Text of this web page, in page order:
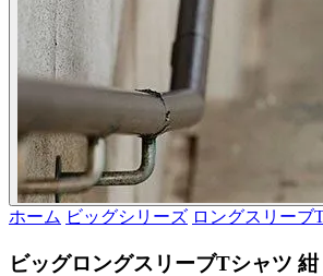
ホーム ビッグシリーズ ロングスリーブ
ビッグロングスリーブTシャツ 紺